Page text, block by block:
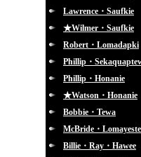
Lawrence・Saufkie
★Wilmer・Saufkie
Robert・Lomadapki
Phillip・
Phillip・Honanie
★Watson・Honanie
Bobbie・Tewa
McBride・
Billie・Ray・Hawee